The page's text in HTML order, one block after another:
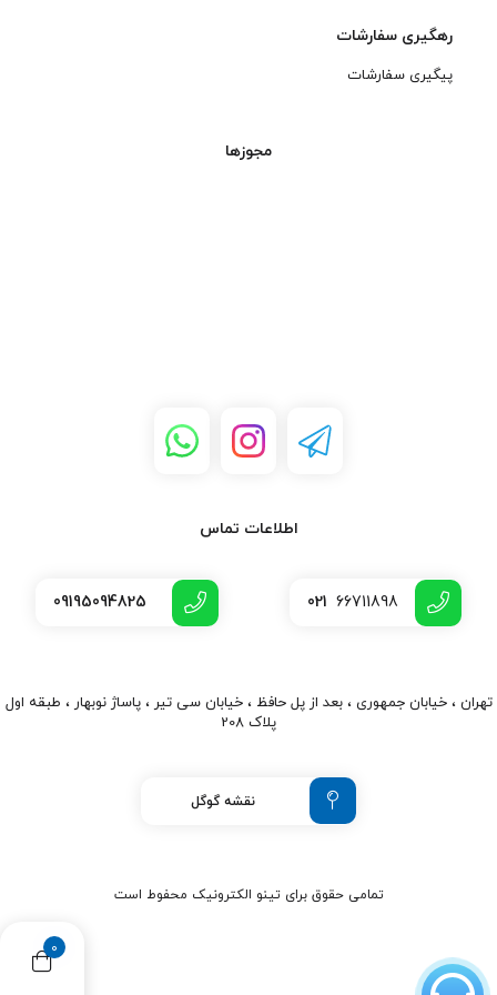
0
رهگیری سفارشات
پیگیری سفارشات
مجوزها
اطلاعات تماس
021 66711898
09195094825
تهران ، خیابان جمهوری ، بعد از پل حافظ ، خیابان سی تیر ، پاساژ نوبهار ، طبقه اول
پلاک 208
نقشه گوگل
تمامی حقوق برای تینو الکترونیک محفوط است